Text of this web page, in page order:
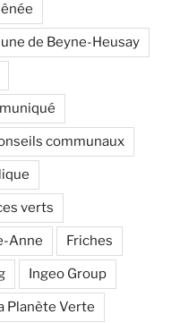
de Beyne-Heusay
communaux
verts
Anne Friches
Ingeo Group
Planète Verte